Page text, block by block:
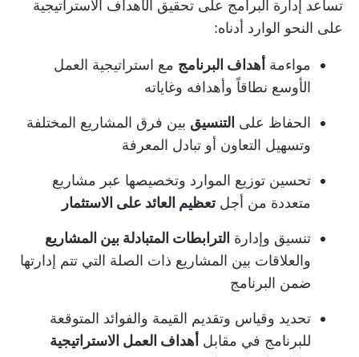
تساعد إدارة البرامج على تحقيق الأهداف الاستراتيجية
على النحو الوارد أدناه:
مواءمة أهداف البرنامج مع استراتيجية العمل
الأوسع نطاقاً وأهدافه وغاياته
الحفاظ على التنسيق بين فرق المشاريع المختلفة
وتسهيل التعاون أو تبادل المعرفة
تحسين توزيع الموارد وتخصيصها عبر مشاريع
متعددة من أجلتعظيم العائد على الاستثمار
تنسيق وإدارة الترابطات المتبادلة بين المشاريع
والعلاقات بين المشاريع ذات الصلة التي تتم إدارتها
ضمن البرنامج
تحديد وقياس وتقديم القيمة والفوائد المتوقعة
للبرنامج في مقابل أهداف العمل الاستراتيجية